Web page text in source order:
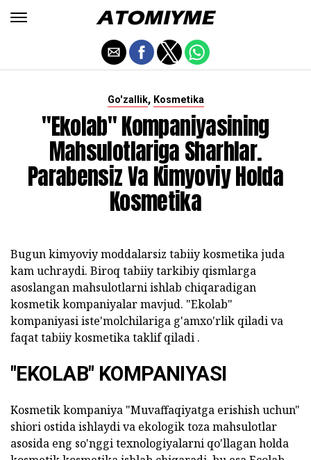
Go'zallik, Kosmetika
"Ekolab" Kompaniyasining
Mahsulotlariga Sharhlar.
Parabensiz Va Kimyoviy Holda
Kosmetika
Bugun kimyoviy moddalarsiz tabiiy kosmetika juda
kam uchraydi. Biroq tabiiy tarkibiy qismlarga
asoslangan mahsulotlarni ishlab chiqaradigan
kosmetik kompaniyalar mavjud. "Ekolab"
kompaniyasi iste'molchilariga g'amxo'rlik qiladi va
faqat tabiiy kosmetika taklif qiladi .
"EKOLAB" KOMPANIYASI
Kosmetik kompaniya "Muvaffaqiyatga erishish uchun"
shiori ostida ishlaydi va ekologik toza mahsulotlar
asosida eng so'nggi texnologiyalarni qo'llagan holda